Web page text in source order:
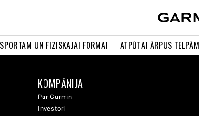
SPORTAM UN FIZISKAJAI FORMAI ATPŪTAI ĀRPUS TELPĀM
KOMPĀNIJA
Par Garmin
Investori